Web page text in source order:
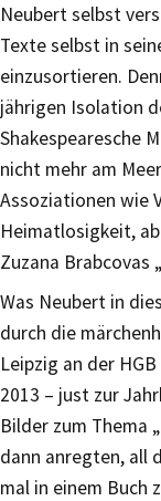
Neubert selbst
Texte selbst in
einzusortieren.
jährigen Isolation
Shakespearesche
nicht mehr am
Assoziationen wie
Heimatlosigkeit,
Zuzana Brabcovas
Was Neubert in
durch die
Leipzig an der
2013 – just zur
Bilder zum Thema
dann anregten, all
mal in einem Buch